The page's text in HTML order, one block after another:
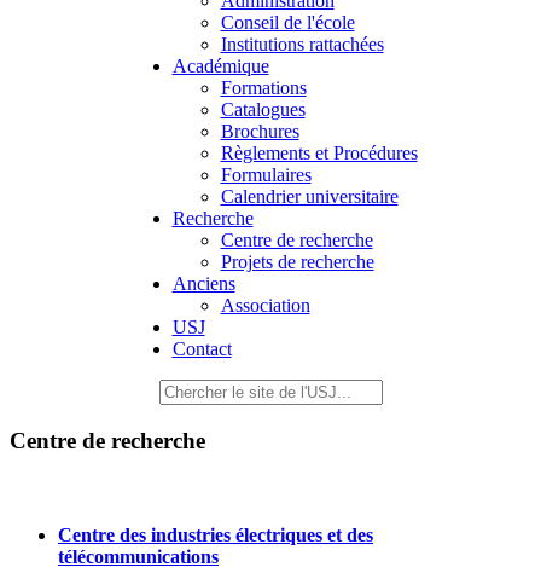
Conseil de l'école
Institutions rattachées
Académique
Formations
Catalogues
Brochures
Règlements et Procédures
Formulaires
Calendrier universitaire
Recherche
Centre de recherche
Projets de recherche
Anciens
Association
USJ
Contact
Centre de recherche
Centre des industries électriques et des
télécommunications